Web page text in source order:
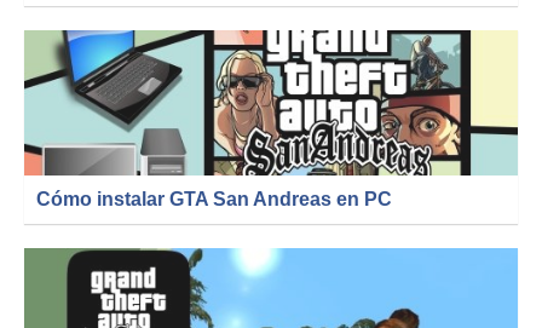
Cómo instalar GTA San Andreas en PC